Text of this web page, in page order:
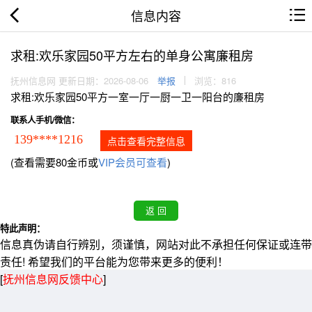
信息内容
求租:欢乐家园50平方左右的单身公寓廉租房
抚州信息网 更新日期：2026-08-06 举报 浏览：816
求租:欢乐家园50平方一室一厅一厨一卫一阳台的廉租房
联系人手机/微信：
139****1216 点击查看完整信息
(查看需要80金币或VIP会员可查看)
特此声明：
信息真伪请自行辨别，须谨慎，网站对此不承担任何保证或连带
责任! 希望我们的平台能为您带来更多的便利！
[抚州信息网反馈中心]